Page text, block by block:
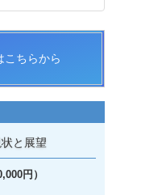
こちらから
と展望
円）